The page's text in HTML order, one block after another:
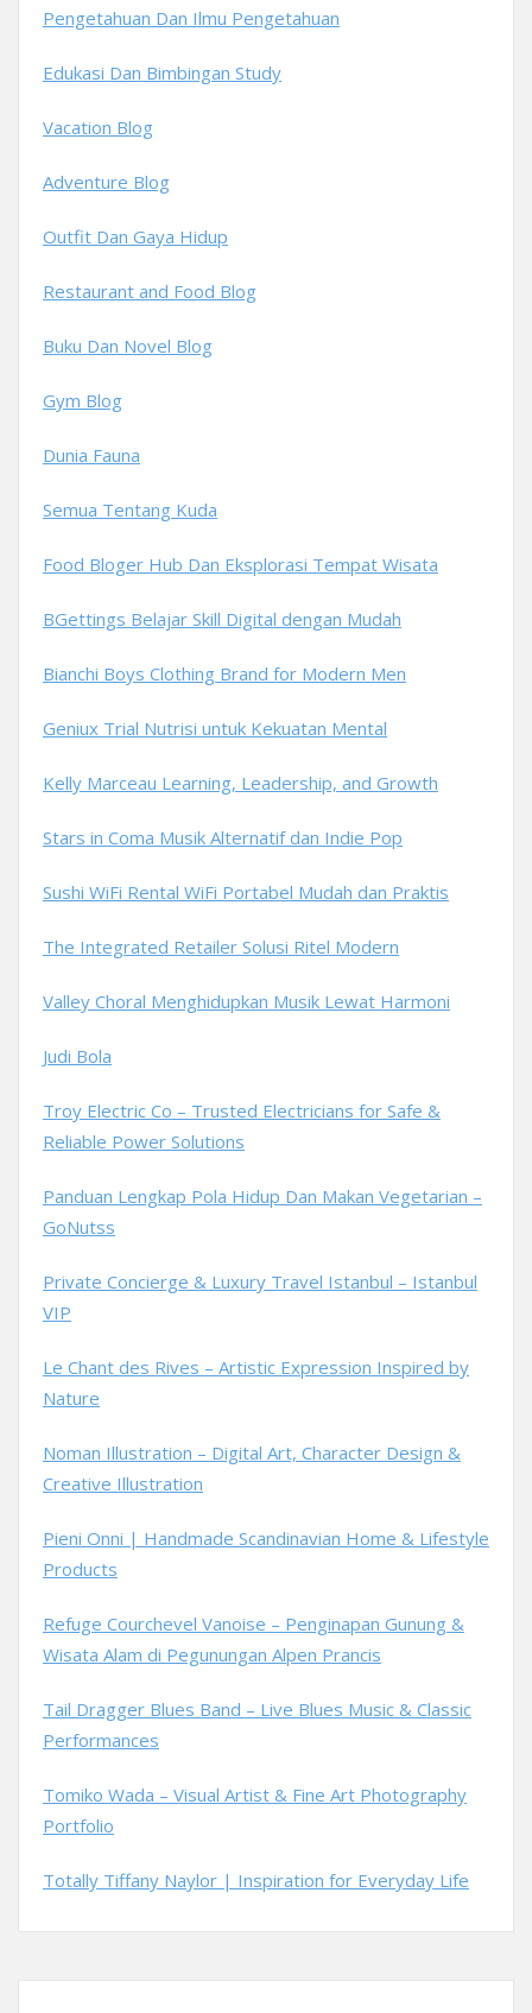
Pengetahuan Dan Ilmu Pengetahuan
Edukasi Dan Bimbingan Study
Vacation Blog
Adventure Blog
Outfit Dan Gaya Hidup
Restaurant and Food Blog
Buku Dan Novel Blog
Gym Blog
Dunia Fauna
Semua Tentang Kuda
Food Bloger Hub Dan Eksplorasi Tempat Wisata
BGettings Belajar Skill Digital dengan Mudah
Bianchi Boys Clothing Brand for Modern Men
Geniux Trial Nutrisi untuk Kekuatan Mental
Kelly Marceau Learning, Leadership, and Growth
Stars in Coma Musik Alternatif dan Indie Pop
Sushi WiFi Rental WiFi Portabel Mudah dan Praktis
The Integrated Retailer Solusi Ritel Modern
Valley Choral Menghidupkan Musik Lewat Harmoni
Judi Bola
Troy Electric Co – Trusted Electricians for Safe &
Reliable Power Solutions
Panduan Lengkap Pola Hidup Dan Makan Vegetarian –
GoNutss
Private Concierge & Luxury Travel Istanbul – Istanbul
VIP
Le Chant des Rives – Artistic Expression Inspired by
Nature
Noman Illustration – Digital Art, Character Design &
Creative Illustration
Pieni Onni | Handmade Scandinavian Home & Lifestyle
Products
Refuge Courchevel Vanoise – Penginapan Gunung &
Wisata Alam di Pegunungan Alpen Prancis
Tail Dragger Blues Band – Live Blues Music & Classic
Performances
Tomiko Wada – Visual Artist & Fine Art Photography
Portfolio
Totally Tiffany Naylor | Inspiration for Everyday Life